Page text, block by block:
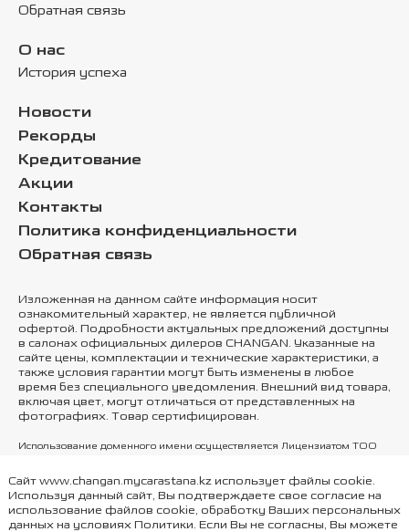
Обратная связь
О нас
История успеха
Новости
Рекорды
Кредитование
Акции
Контакты
Политика конфиденциальности
Обратная связь
Изложенная на данном сайте информация носит
ознакомительный характер, не является публичной
офертой. Подробности актуальных предложений доступны
в салонах официальных дилеров CHANGAN. Указанные на
сайте цены, комплектации и технические характеристики, а
также условия гарантии могут быть изменены в любое
время без специального уведомления. Внешний вид товара,
включая цвет, могут отличаться от представленных на
фотографиях. Товар сертифицирован.
Использование доменного имени осуществляется Лицензиатом ТОО
Рус»
Сайт www.changan.mycarastana.kz использует файлы cookie.
Используя данный сайт, Вы подтверждаете свое согласие на
использование файлов cookie, обработку Ваших персональных
данных на условиях Политики. Если Вы не согласны, Вы можете